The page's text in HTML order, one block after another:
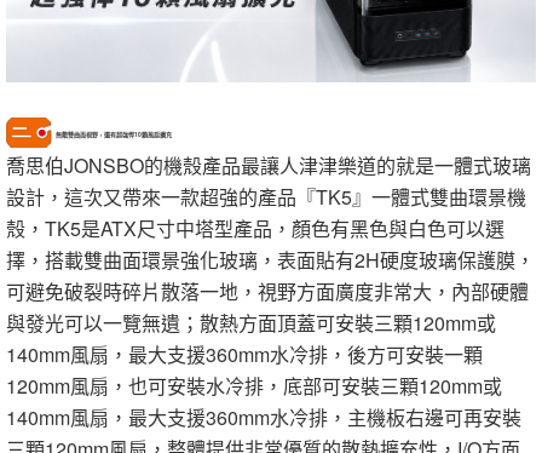
無敵雙曲面視野，還有超強悍10顆風扇擴充
喬思伯JONSBO的機殼產品最讓人津津樂道的就是一體式玻璃
設計，這次又帶來一款超強的產品『TK5』一體式雙曲環景機
殼，TK5是ATX尺寸中塔型產品，顏色有黑色與白色可以選
擇，搭載雙曲面環景強化玻璃，表面貼有2H硬度玻璃保護膜，
可避免破裂時碎片散落一地，視野方面廣度非常大，內部硬體
與發光可以一覽無遺；散熱方面頂蓋可安裝三顆120mm或
140mm風扇，最大支援360mm水冷排，後方可安裝一顆
120mm風扇，也可安裝水冷排，底部可安裝三顆120mm或
140mm風扇，最大支援360mm水冷排，主機板右邊可再安裝